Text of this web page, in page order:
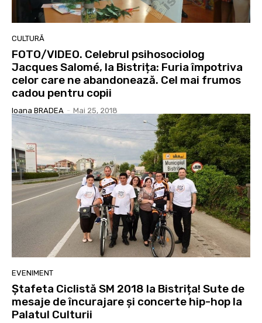
CULTURĂ
FOTO/VIDEO. Celebrul psihosociolog
Jacques Salomé, la Bistrița: Furia împotriva
celor care ne abandonează. Cel mai frumos
cadou pentru copii
Ioana BRADEA - Mai 25, 2018
EVENIMENT
Ștafeta Ciclistă SM 2018 la Bistrița! Sute de
mesaje de încurajare și concerte hip-hop la
Palatul Culturii